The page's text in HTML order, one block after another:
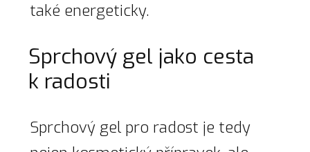
také energeticky.
Sprchový gel jako cesta
k radosti
Sprchový gel pro radost je tedy